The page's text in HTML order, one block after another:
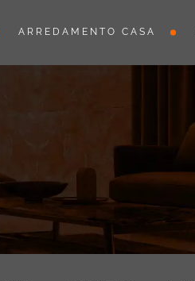
ARREDAMENTO CASA